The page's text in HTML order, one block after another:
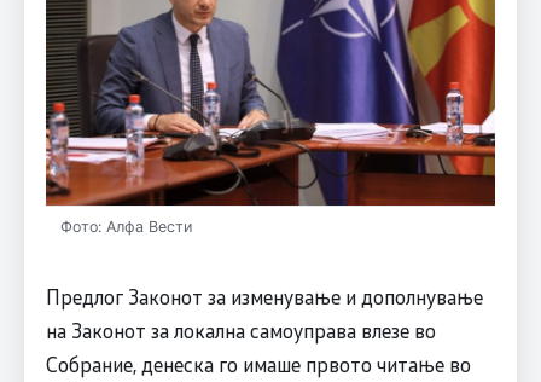
Фото: Алфа Вести
Предлог Законот за изменување и дополнување
на Законот за локална самоуправа влезе во
Собрание, денеска го имаше првото читање во